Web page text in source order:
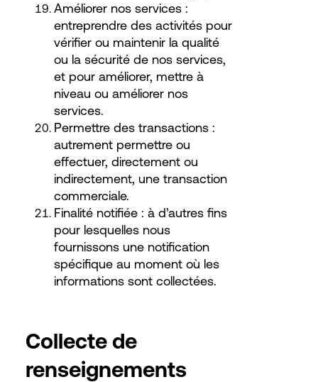
Améliorer nos services :
entreprendre des activités pour
vérifier ou maintenir la qualité
ou la sécurité de nos services,
et pour améliorer, mettre à
niveau ou améliorer nos
services.
Permettre des transactions :
autrement permettre ou
effectuer, directement ou
indirectement, une transaction
commerciale.
Finalité notifiée : à d’autres fins
pour lesquelles nous
fournissons une notification
spécifique au moment où les
informations sont collectées.
Collecte de
renseignements